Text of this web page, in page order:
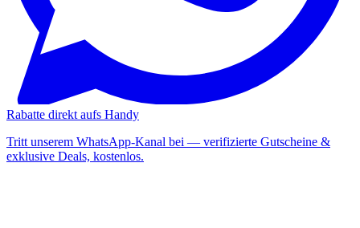
Rabatte direkt aufs Handy
Tritt unserem WhatsApp-Kanal bei — verifizierte Gutscheine &
exklusive Deals, kostenlos.